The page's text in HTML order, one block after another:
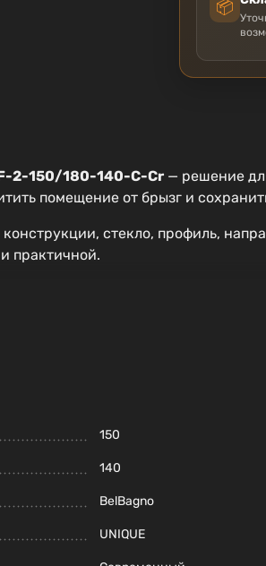
📦
2-150/180-140-C-Cr — решение
помещение от брызг и
стекло, профиль,
практичной.
150
140
BelBagno
UNIQUE